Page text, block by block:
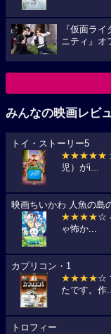
『仮面ラ
ニティ』オ
みんなの映画レビ
トイ・ストーリー5
★★★★★
児）がi...
映画ちいかわ 人魚の島
★★★★☆
ゃ怖か...
カプリコン・1
★★★★☆
たです。作
トロフィー